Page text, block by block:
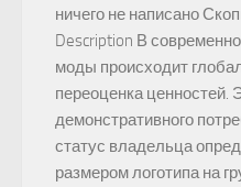
ничего не написано
Description В
моды происходит
переоценка ценностей.
демонстративного
статус владельца
размером логотипа на